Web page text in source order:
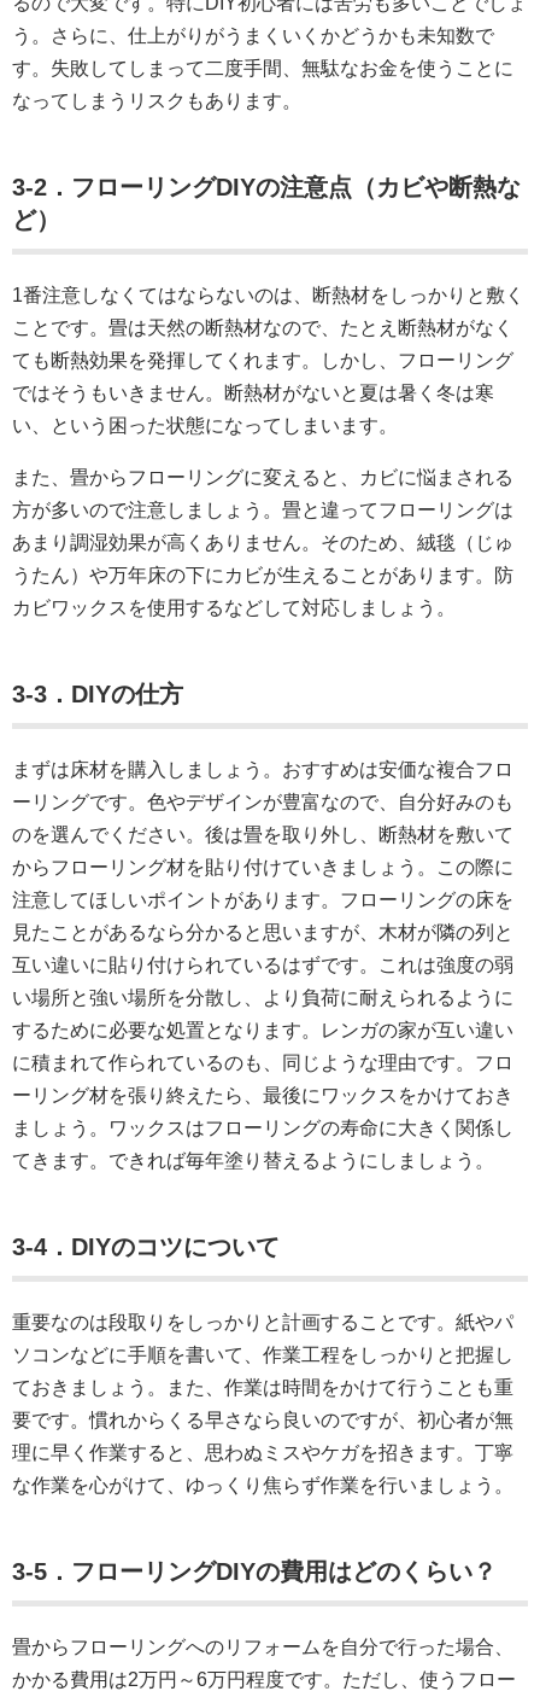
う。さらに、仕上がりがうまくいくかどうかも未知数で
す。失敗してしまって二度手間、無駄なお金を使うことに
なってしまうリスクもあります。
3-2．フローリングDIYの注意点（カビや断熱な
ど）
1番注意しなくてはならないのは、断熱材をしっかりと敷く
ことです。畳は天然の断熱材なので、たとえ断熱材がなく
ても断熱効果を発揮してくれます。しかし、フローリング
ではそうもいきません。断熱材がないと夏は暑く冬は寒
い、という困った状態になってしまいます。
また、畳からフローリングに変えると、カビに悩まされる
方が多いので注意しましょう。畳と違ってフローリングは
あまり調湿効果が高くありません。そのため、絨毯（じゅ
うたん）や万年床の下にカビが生えることがあります。防
カビワックスを使用するなどして対応しましょう。
3-3．DIYの仕方
まずは床材を購入しましょう。おすすめは安価な複合フロ
ーリングです。色やデザインが豊富なので、自分好みのも
のを選んでください。後は畳を取り外し、断熱材を敷いて
からフローリング材を貼り付けていきましょう。この際に
注意してほしいポイントがあります。フローリングの床を
見たことがあるなら分かると思いますが、木材が隣の列と
互い違いに貼り付けられているはずです。これは強度の弱
い場所と強い場所を分散し、より負荷に耐えられるように
するために必要な処置となります。レンガの家が互い違い
に積まれて作られているのも、同じような理由です。フロ
ーリング材を張り終えたら、最後にワックスをかけておき
ましょう。ワックスはフローリングの寿命に大きく関係し
てきます。できれば毎年塗り替えるようにしましょう。
3-4．DIYのコツについて
重要なのは段取りをしっかりと計画することです。紙やパ
ソコンなどに手順を書いて、作業工程をしっかりと把握し
ておきましょう。また、作業は時間をかけて行うことも重
要です。慣れからくる早さなら良いのですが、初心者が無
理に早く作業すると、思わぬミスやケガを招きます。丁寧
な作業を心がけて、ゆっくり焦らず作業を行いましょう。
3-5．フローリングDIYの費用はどのくらい？
畳からフローリングへのリフォームを自分で行った場合、
かかる費用は2万円～6万円程度です。ただし、使うフロー